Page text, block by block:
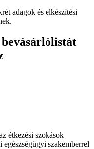
adagok és elkészítési
étkezési szokások
szakemberrel